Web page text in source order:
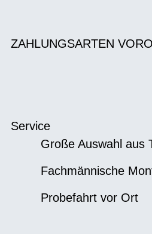
ZAHLUNGSARTEN
Service
Große Auswahl aus
Fachmännische
Probefahrt vor Ort